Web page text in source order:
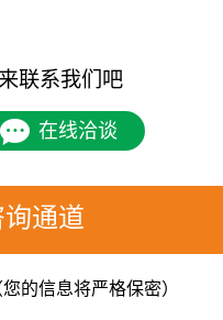
联系我们吧
在线洽谈
通道
的信息将严格保密）